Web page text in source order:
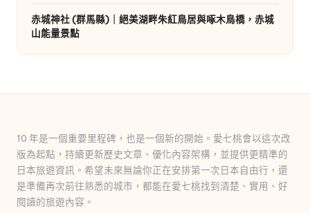
赤城神社 (群馬縣)｜絕美湖畔朱紅鳥居與啄木鳥橋，赤城
山能量景點
10 年是一個重要里程碑，也是一個新的開始。愛七桃會以這次改
版為起點，持續更新歷史文章、優化內容架構，並提供更精準的
日本旅遊資訊。希望未來無論你正在安排第一次日本自由行，還
是準備再次前往熟悉的城市，都能在愛七桃找到清楚、實用、好
閱讀的旅遊內容。